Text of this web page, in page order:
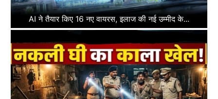
AI ने तैयार किए 16 नए वायरस, इलाज की नई उम्मीद के...